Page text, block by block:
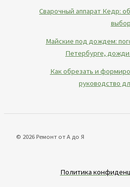
Сварочный аппарат Кедр:
Майские под дождем:
Петербурге,
Как обрезать и
руководство
© 2026 Ремонт от А до Я
Политика